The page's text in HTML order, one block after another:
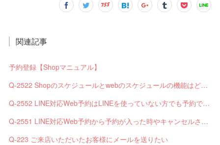
関連記事
予約登録【Shopマニュアル】
Q-2522 Shopのスケジュールとwebのスケジュールの機能はどう違いますか？
Q-2552 LINE対応Web予約はLINEを使っていない方でも予約できますか？
Q-2551 LINE対応Web予約から予約が入った時やキャンセルされた時、サロンやお客様へは通知されますか？
Q-223 ご来店いただいたお客様にメールを送りたい